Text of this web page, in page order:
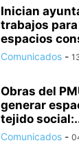
Inician
trabajos
espacios
Comunicados -
Obras del
generar
tejido
Comunicados -